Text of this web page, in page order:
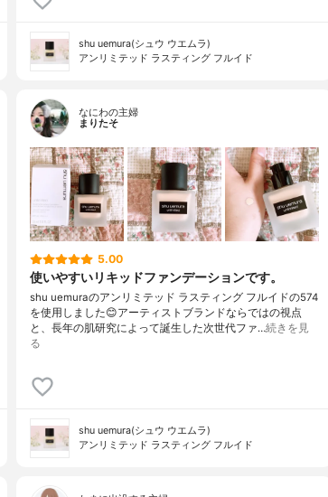
shu uemura(シュウ ウエムラ)
アンリミテッド ラスティング フルイド
なにわの主婦
まりたそ
5.00
使いやすいリキッドファンデーションです。
shu uemuraのアンリミテッド ラスティング フルイドの574
を使用しました😊アーティストブランドならではの視点
と、長年の肌研究によって誕生した次世代ファ…続きを見
る
shu uemura(シュウ ウエムラ)
アンリミテッド ラスティング フルイド